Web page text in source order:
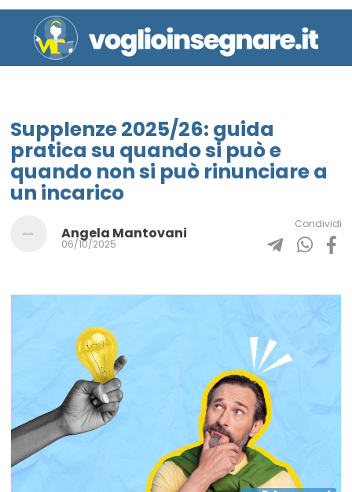
Supplenze 2025/26: guida
pratica su quando si può e
quando non si può rinunciare a
un incarico
Angela Mantovani
06/10/2025
Condividi